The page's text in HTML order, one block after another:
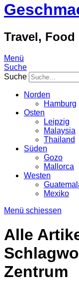
Travel, Food
Menü
Suche
Suche
Norden
Hamburg
Osten
Leipzig
Malaysia
Thailand
Süden
Gozo
Mallorca
Westen
Mexiko
Menü schiessen
Alle
Zentrum